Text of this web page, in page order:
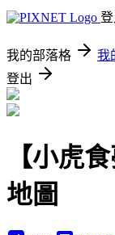
登
我的部落格 我
登出
【小虎
地圖